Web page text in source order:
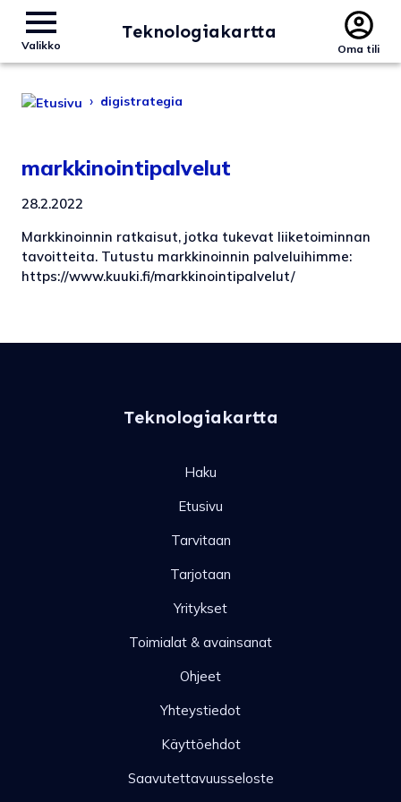
Valikko
Teknologiakartta
Oma tili
› digistrategia
markkinointipalvelut
28.2.2022
Markkinoinnin ratkaisut, jotka tukevat liiketoiminnan
tavoitteita. Tutustu markkinoinnin palveluihimme:
https://www.kuuki.fi/markkinointipalvelut/
Teknologiakartta
Haku
Etusivu
Tarvitaan
Tarjotaan
Yritykset
Toimialat & avainsanat
Ohjeet
Yhteystiedot
Käyttöehdot
Saavutettavuusseloste